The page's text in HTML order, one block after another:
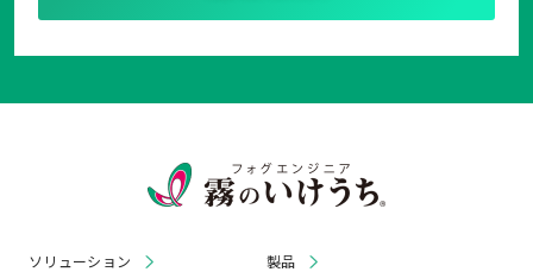
ソリューション 製品